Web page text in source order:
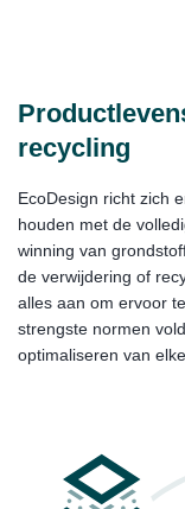
recycling
EcoDesign richt zich
houden met de
winning van
de verwijdering of
alles aan om ervoor
strengste normen
optimaliseren van